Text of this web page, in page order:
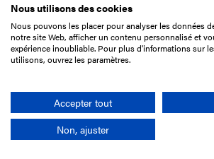
Éleveur :Hans Wirth
Jockey :Aurélien Lemaître
Allante lors de ses débuts,
plus apaisée et appliquée lors de cette
où, en tête, elle n’a jamais été
avec une bonne longueur
concurrentes se disputer les places,
Nous utilisons des cookies
Nous pouvons les placer pour analyser les données
notre site Web, afficher un contenu personnalisé et
expérience inoubliable. Pour plus d'informations sur
utilisons, ouvrez les paramètres.
Accepter tout
Non, ajuster